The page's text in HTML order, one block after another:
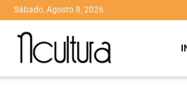
Sábado, Agosto 8, 2026